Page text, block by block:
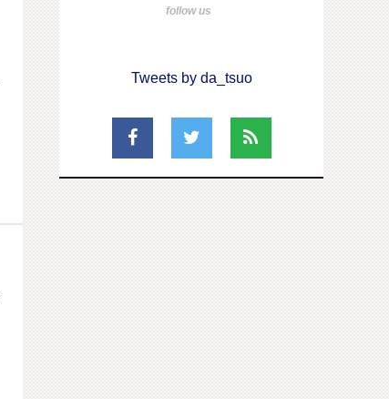
Tweets by da_tsuo